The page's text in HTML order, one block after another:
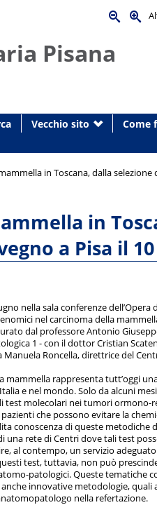
Pisana
Vecchio sito Come
in Toscana, dalla
in
a Pisa il
nella sala conferenze
nel carcinoma della
dal professore Antonio
1 - con il dottor Cristian
Manuela Roncella, direttrice del
mammella rappresenta tutt’oggi
e nel mondo. Solo da alcuni
test molecolari nei tumori ormono-
che possono evitare la
conoscenza di queste
una rete di Centri dove tali test
al contempo, un servizio
test, tuttavia, non può
patologici. Queste tematiche
innovative metodologie, quali
nella refertazione.